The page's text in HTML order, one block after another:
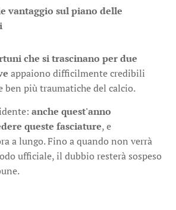
vantaggio sul piano delle
che si trascinano per due
appaiono difficilmente credibili
più traumatiche del calcio.
anche quest'anno
queste fasciature, e
a lungo. Fino a quando non verrà
ufficiale, il dubbio resterà sospeso